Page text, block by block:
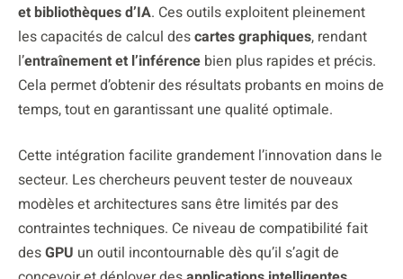
et bibliothèques d’IA. Ces outils exploitent pleinement
les capacités de calcul descartes graphiques, rendant
l’entraînement et l’inférence bien plus rapides et précis.
Cela permet d’obtenir des résultats probants en moins de
temps, tout en garantissant une qualité optimale.
Cette intégration facilite grandement l’innovation dans le
secteur. Les chercheurs peuvent tester de nouveaux
modèles et architectures sans être limités par des
contraintes techniques. Ce niveau de compatibilité fait
desGPU un outil incontournable dès qu’il s’agit de